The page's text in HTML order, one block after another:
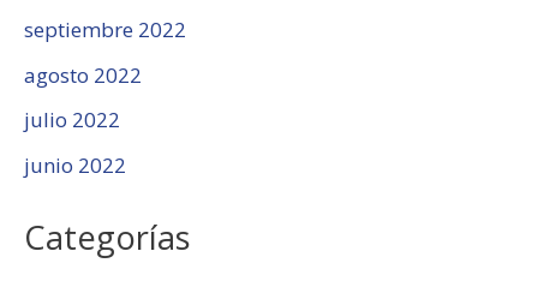
septiembre 2022
agosto 2022
julio 2022
junio 2022
Categorías